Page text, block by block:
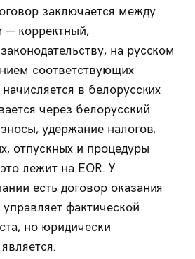
заключается между
— корректный,
на русском
соответствующих
в белорусских
через белорусский
удержание налогов,
отпускных и процедуры
лежит на EOR. У
есть договор оказания
фактической
но юридически